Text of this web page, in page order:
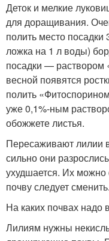
Деток и мелкие
для доращивания.
полить место
ложка на 1 л воды)
посадки — раствором
весной появятся
полить
уже 0,1%-ным
обожжете листья.
Пересаживают лилии
сильно они
ухудшается. Их можно
почву следует сменить.
На каких почвах надо
Лилиям нужны